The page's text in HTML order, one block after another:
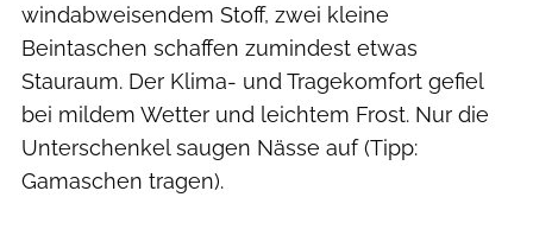
windabweisendem Stoff, zwei kleine
Beintaschen schaffen zumindest etwas
Stauraum. Der Klima- und Tragekomfort gefiel
bei mildem Wetter und leichtem Frost. Nur die
Unterschenkel saugen Nässe auf (Tipp:
Gamaschen tragen).